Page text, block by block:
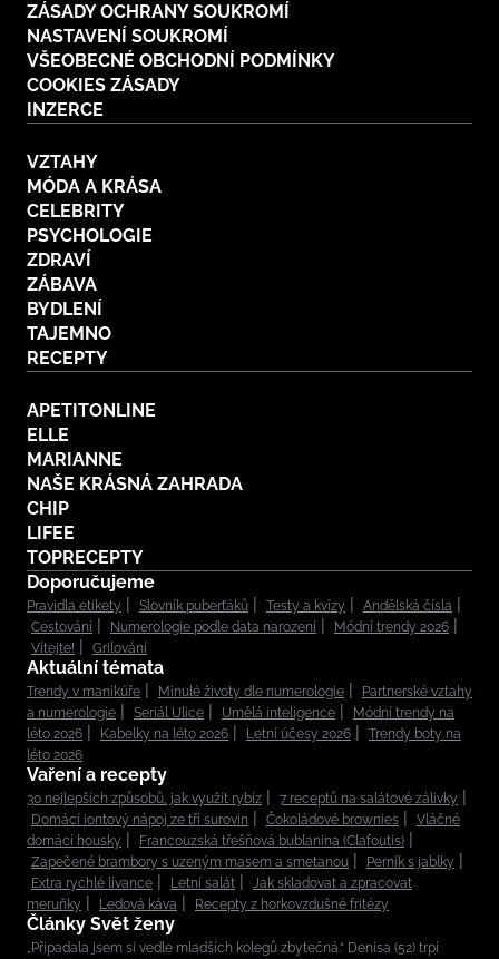
ZÁSADY OCHRANY SOUKROMÍ
NASTAVENÍ SOUKROMÍ
VŠEOBECNÉ OBCHODNÍ PODMÍNKY
COOKIES ZÁSADY
INZERCE
VZTAHY
MÓDA A KRÁSA
CELEBRITY
PSYCHOLOGIE
ZDRAVÍ
ZÁBAVA
BYDLENÍ
TAJEMNO
RECEPTY
APETITONLINE
ELLE
MARIANNE
NAŠE KRÁSNÁ ZAHRADA
CHIP
LIFEE
TOPRECEPTY
Doporučujeme
Pravidla etikety Slovník puberťáků Testy a kvízy
Andělská čísla
Cestování
Numerologie podle data narození
Módní trendy 2026
Vítejte!
Grilování
Aktuální témata
Trendy v manikúře Minulé životy dle numerologie
Partnerské vztahy
a numerologie
Seriál Ulice Umělá inteligence
Módní trendy na
léto 2026
Kabelky na léto 2026 Letní účesy 2026
Trendy boty na
léto 2026
Vaření a recepty
30 nejlepších způsobů, jak využít rybíz
7 receptů na salátové zálivky
Domácí iontový nápoj ze tří surovin
Čokoládové brownies
Vláčné
domácí housky
Francouzská třešňová bublanina (Clafoutis)
Zapečené brambory s uzeným masem a smetanou
Perník s jablky
Extra rychlé lívance
Letní salát
Jak skladovat a zpracovat
meruňky
Ledová káva Recepty z horkovzdušné fritézy
Články Svět ženy
„Připadala jsem si vedle mladších kolegů zbytečná.“ Denisa (52) trpí